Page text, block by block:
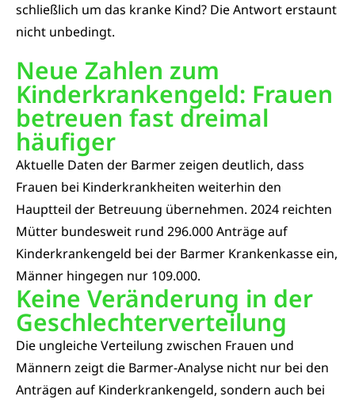
schließlich um das kranke Kind? Die Antwort erstaunt
nicht unbedingt.
Neue Zahlen zum
Kinderkrankengeld: Frauen
betreuen fast dreimal
häufiger
Aktuelle Daten der Barmer zeigen deutlich, dass
Frauen bei Kinderkrankheiten weiterhin den
Hauptteil der Betreuung übernehmen. 2024 reichten
Mütter bundesweit rund 296.000 Anträge auf
Kinderkrankengeld bei der Barmer Krankenkasse ein,
Männer hingegen nur 109.000.
Keine Veränderung in der
Geschlechterverteilung
Die ungleiche Verteilung zwischen Frauen und
Männern zeigt die Barmer-Analyse nicht nur bei den
Anträgen auf Kinderkrankengeld, sondern auch bei